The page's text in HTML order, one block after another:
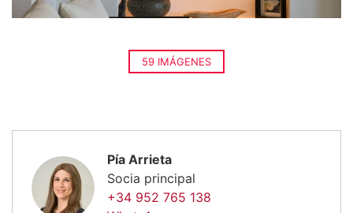
59 IMÁGENES
Pía Arrieta
Socia principal
+34 952 765 138